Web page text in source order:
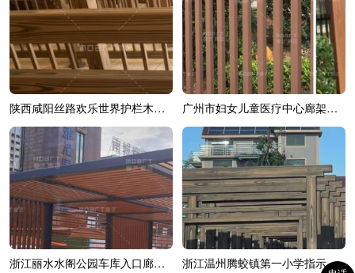
陕西咸阳丝路欢乐世界护栏木纹漆效果展示 广州市妇女儿童医疗中心廊架木纹漆效果展示
浙江丽水水阁公园车库入口廊架木纹漆 浙江温州腾蛟镇第一小学指示牌木纹漆施...